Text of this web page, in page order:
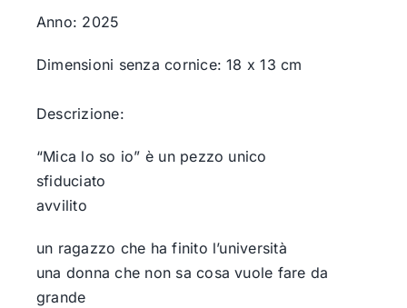
Anno: 2025
Dimensioni senza cornice: 18 x 13cm
Descrizione:
“Mica lo so io” è un pezzo unico
sfiduciato
avvilito
un ragazzo che ha finito l’università
una donna che non sa cosa vuole fare da
grande